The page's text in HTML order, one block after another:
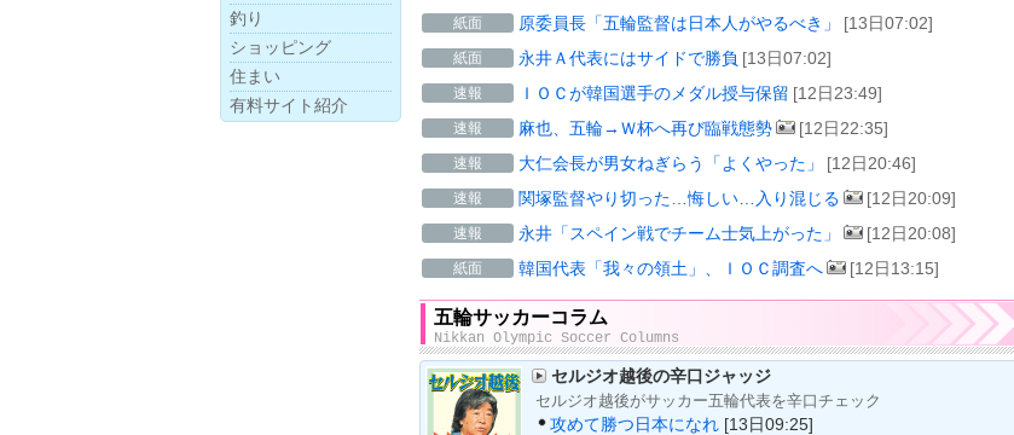
紙面 原委員長「五輪監督は日本人がやるべき」 [13日07:02]
紙面 永井Ａ代表にはサイドで勝負 [13日07:02]
速報 ＩＯＣが韓国選手のメダル授与保留 [12日23:49]
速報 麻也、五輪→Ｗ杯へ再び臨戦態勢 [12日22:35]
速報 大仁会長が男女ねぎらう「よくやった」 [12日20:46]
速報 関塚監督やり切った…悔しい…入り混じる [12日20:09]
速報 永井「スペイン戦でチーム士気上がった」 [12日20:08]
紙面 韓国代表「我々の領土」、ＩＯＣ調査へ [12日13:15]
五輪サッカーコラム
Nikkan Olympic Soccer Columns
セルジオ越後の辛口ジャッジ
セルジオ越後がサッカー五輪代表を辛口チェック
攻めて勝つ日本になれ [13日09:25]
釣り
ショッピング
住まい
有料サイト紹介